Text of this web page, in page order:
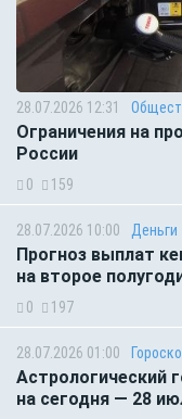
28.07.2026 12:31
Ограничения на
России
0 159
28.07.2026 10:00 Деньги
Прогноз выплат
на второе
0 197
28.07.2026 01:00
Астрологический
на сегодня — 28